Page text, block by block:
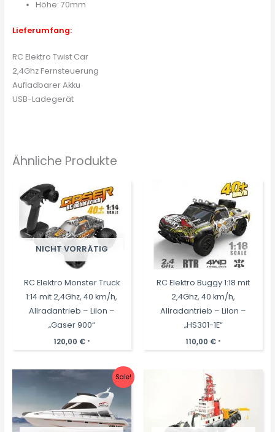
Höhe: 70mm
Lieferumfang:
RC Elektro Twist Car
2,4Ghz Fernsteuerung
Aufladbarer Akku
USB-Ladegerät
Ähnliche Produkte
NICHT VORRÄTIG
RC Elektro Monster Truck
1:14 mit 2,4Ghz, 40 km/h,
Allradantrieb – LiIon –
„Gaser 900“
120,00 € *
RC Elektro Buggy 1:18 mit
2,4Ghz, 40 km/h,
Allradantrieb – LiIon –
„HS301-1E“
110,00 € *
Sale!